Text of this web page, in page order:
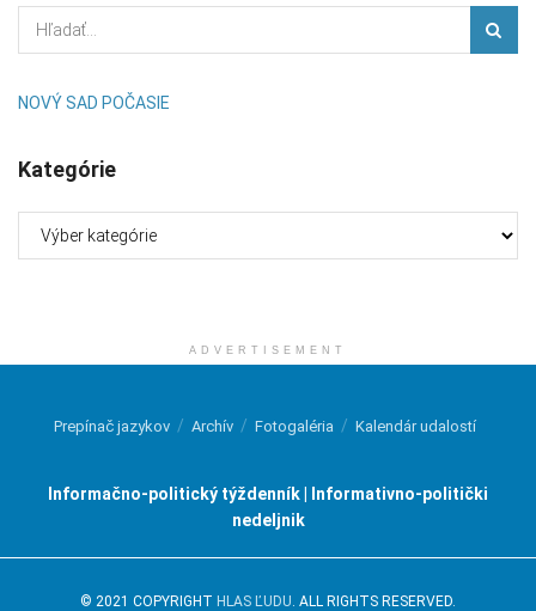
NOVÝ SAD POČASIE
Kategórie
ADVERTISEMENT
Prepínač jazykov Archív Fotogaléria Kalendár udalostí
Informačno-politický týždenník | Informativno-politički
nedeljnik
© 2021 COPYRIGHT HLAS ĽUDU. ALL RIGHTS RESERVED.